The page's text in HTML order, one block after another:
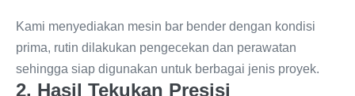
Kami menyediakan mesin bar bender dengan kondisi
prima, rutin dilakukan pengecekan dan perawatan
sehingga siap digunakan untuk berbagai jenis proyek.
2. Hasil Tekukan Presisi